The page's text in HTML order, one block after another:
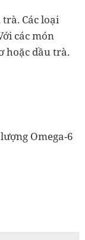
Các loại
các món
hoặc dầu trà.
Omega-6